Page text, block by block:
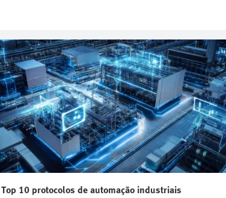
Top 10 protocolos de automação industriais